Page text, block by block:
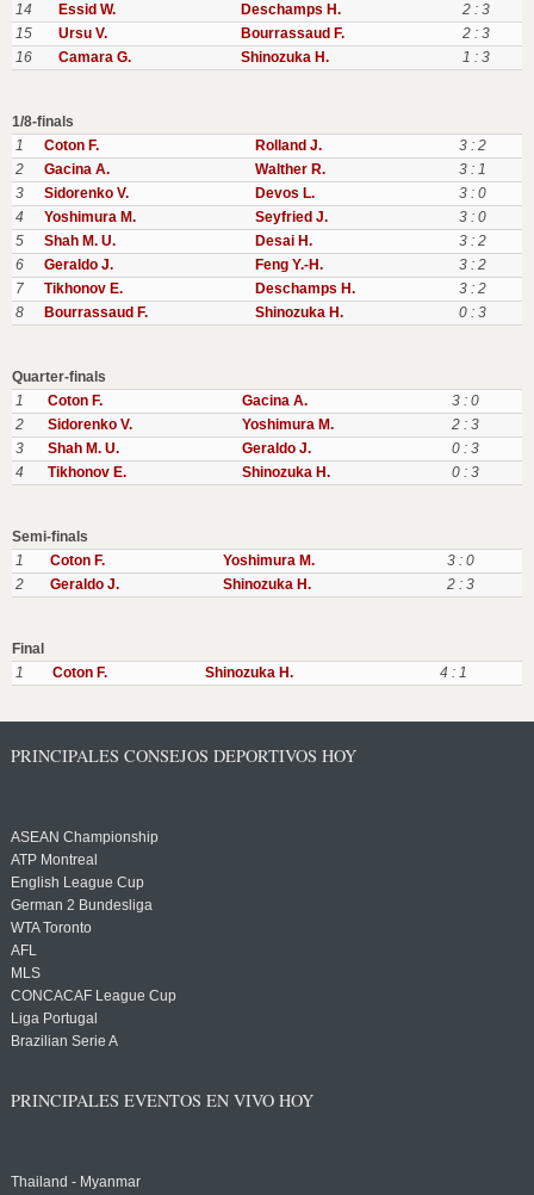
14 Essid W. Deschamps H.
2 : 3
15
Ursu V. Bourrassaud F.
2 : 3
16
Camara G. Shinozuka H. 1 : 3
1/8-finals
1
Coton F. Rolland J.
3 : 2
2
Gacina A. Walther R.
3 : 1
3
Sidorenko V. Devos L.
3 : 0
4
Yoshimura M. Seyfried J.
3 : 0
5
Shah M. U. Desai H.
3 : 2
6
Geraldo J. Feng Y.-H.
3 : 2
7
Tikhonov E. Deschamps H.
3 : 2
8
Bourrassaud F. Shinozuka H. 0 : 3
Quarter-finals
1
Coton F. Gacina A.
3 : 0
2
Sidorenko V. Yoshimura M.
2 : 3
3
Shah M. U. Geraldo J.
0 : 3
4
Tikhonov E. Shinozuka H. 0 : 3
Semi-finals
1
Coton F. Yoshimura M.
3 : 0
2
Geraldo J. Shinozuka H. 2 : 3
Final
1
Coton F. Shinozuka H. 4 : 1
PRINCIPALES CONSEJOS DEPORTIVOS HOY
ASEAN Championship
ATP Montreal
English League Cup
German 2 Bundesliga
WTA Toronto
AFL
MLS
CONCACAF League Cup
Liga Portugal
Brazilian Serie A
PRINCIPALES EVENTOS EN VIVO HOY
Thailand - Myanmar